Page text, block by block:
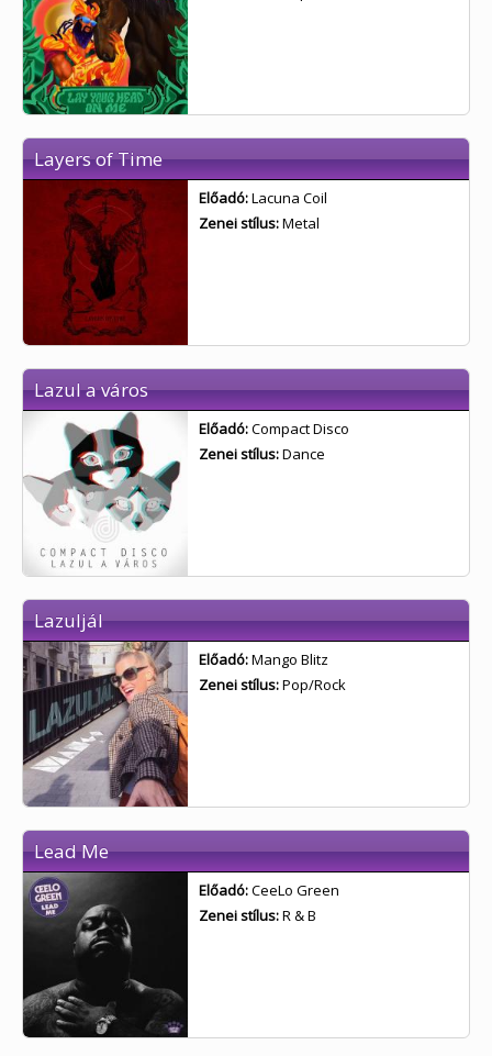
Layers of Time
Előadó:Lacuna Coil
Zenei stílus:Metal
Lazul a város
Előadó:Compact Disco
Zenei stílus:Dance
Lazuljál
Előadó:Mango Blitz
Zenei stílus:Pop/Rock
Lead Me
Előadó:CeeLo Green
Zenei stílus:R & B